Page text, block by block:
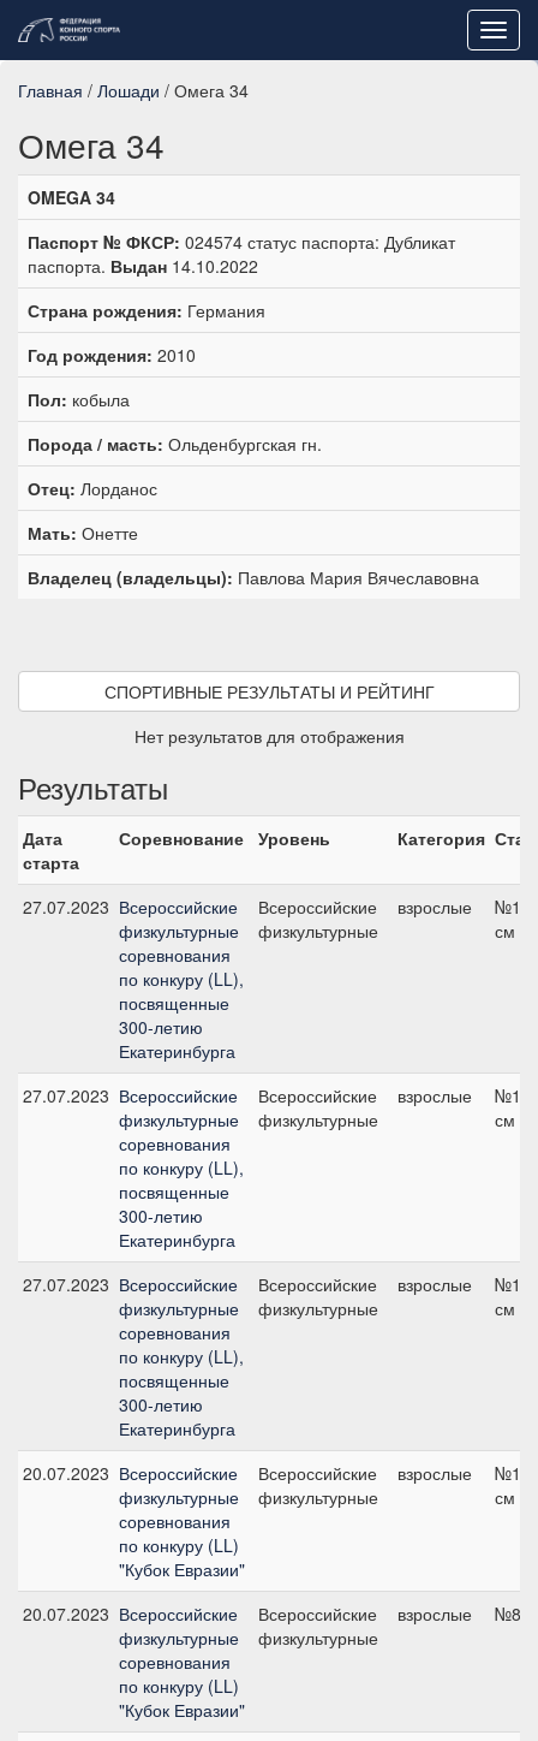
Главная / Лошади / Омега 34
Омега 34
OMEGA 34
Паспорт № ФКСР: 024574 статус паспорта: Дубликат
паспорта. Выдан 14.10.2022
Страна рождения: Германия
Год рождения: 2010
Пол: кобыла
Порода / масть: Ольденбургская гн.
Отец: Лорданос
Мать: Онетте
Владелец (владельцы): Павлова Мария Вячеславовна
СПОРТИВНЫЕ РЕЗУЛЬТАТЫ И РЕЙТИНГ
Нет результатов для отображения
Результаты
Дата
старта
Соревнование Уровень Категория
27.07.2023 Всероссийские
физкультурные
соревнования
по конкуру (LL),
посвященные
300-летию
Екатеринбурга
Всероссийские
физкультурные
взрослые
№15,
см
27.07.2023 Всероссийские
физкультурные
соревнования
по конкуру (LL),
посвященные
300-летию
Екатеринбурга
Всероссийские
физкультурные
взрослые
№12,
см
27.07.2023 Всероссийские
физкультурные
соревнования
по конкуру (LL),
посвященные
300-летию
Екатеринбурга
Всероссийские
физкультурные
взрослые
№11,
см
20.07.2023 Всероссийские
физкультурные
соревнования
по конкуру (LL)
"Кубок Евразии"
Всероссийские
физкультурные
взрослые
№10,
см
20.07.2023 Всероссийские
физкультурные
соревнования
по конкуру (LL)
"Кубок Евразии"
Всероссийские
физкультурные
взрослые №8,